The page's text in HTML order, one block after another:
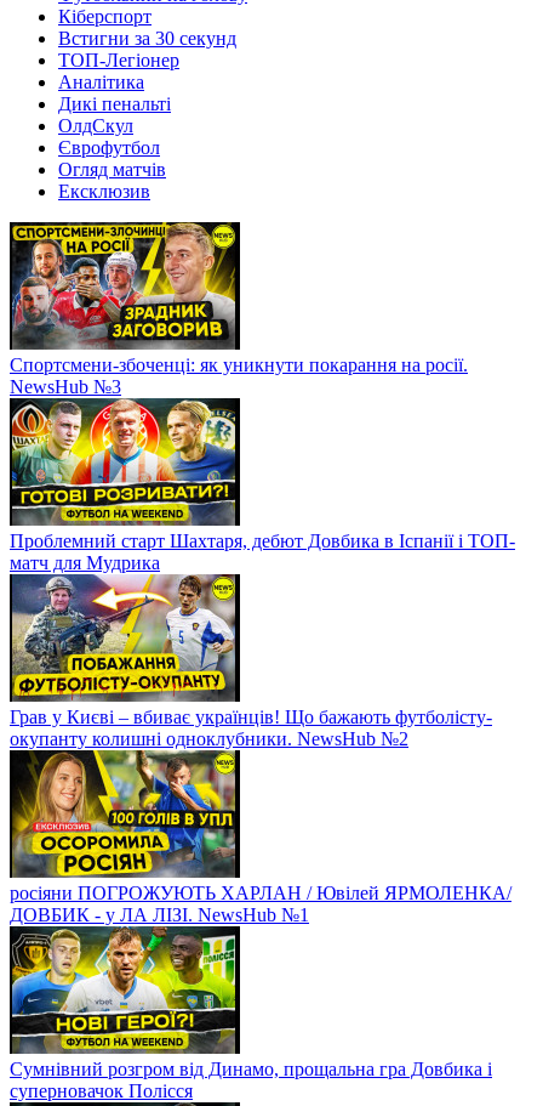
Кіберспорт
Встигни за 30 секунд
ТОП-Легіонер
Аналітика
Дикі пенальті
ОлдСкул
Єврофутбол
Огляд матчів
Ексклюзив
Спортсмени-збоченці: як уникнути покарання на росії.
NewsHub №3
Проблемний старт Шахтаря, дебют Довбика в Іспанії і ТОП-
матч для Мудрика
Грав у Києві – вбиває українців! Що бажають футболісту-
окупанту колишні одноклубники. NewsHub №2
росіяни ПОГРОЖУЮТЬ ХАРЛАН / Ювілей ЯРМОЛЕНКА/
ДОВБИК - у ЛА ЛІЗІ. NewsHub №1
Сумнівний розгром від Динамо, прощальна гра Довбика і
суперновачок Полісся